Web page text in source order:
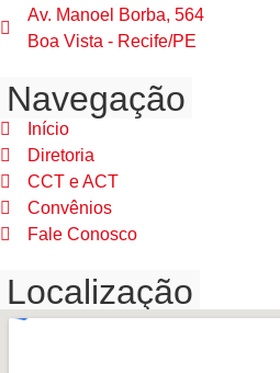
Av. Manoel Borba, 564
Boa Vista - Recife/PE
Navegação
Início
Diretoria
CCT e ACT
Convênios
Fale Conosco
Localização